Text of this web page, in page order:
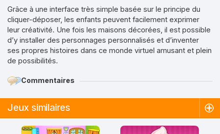
Grâce à une interface très simple basée sur le principe du
cliquer-déposer, les enfants peuvent facilement exprimer
leur créativité. Une fois les maisons décorées, il est possible
d’y installer des personnages personnalisés et d’inventer
ses propres histoires dans ce monde virtuel amusant et plein
de possibilités.
Commentaires
Jeux similaires